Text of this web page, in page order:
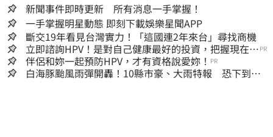
新聞事件即時更新 所有消息一手掌握！
一手掌握明星動態 即刻下載娛樂星聞APP
斷交19年看見台灣實力！「這國連2年來台」尋找商機
立即諮詢HPV！是對自己健康最好的投資，把握現在不
嫌晚！
PR
伴侶和妳一起預防HPV，才有資格說愛妳！ PR
白海豚颱風雨彈開轟！10縣市豪、大雨特報 恐下到明